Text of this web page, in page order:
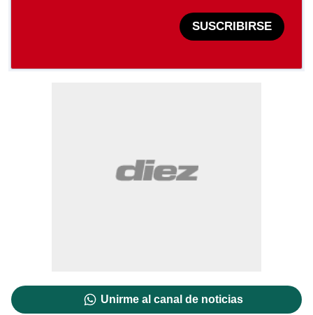
SUSCRIBIRSE
Unirme al canal de noticias